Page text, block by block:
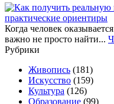
Когда человек
важно не просто найти...
Рубрики
Живопись (181)
Искусство (159)
Культура (126)
Образование (99)